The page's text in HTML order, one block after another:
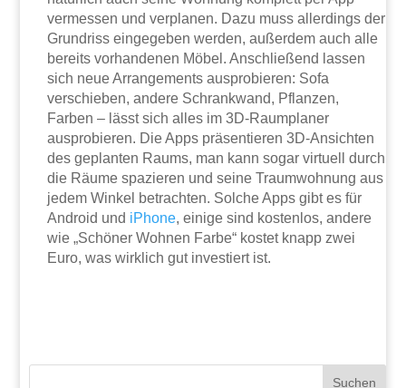
vermessen und verplanen. Dazu muss allerdings der
Grundriss eingegeben werden, außerdem auch alle
bereits vorhandenen Möbel. Anschließend lassen
sich neue Arrangements ausprobieren: Sofa
verschieben, andere Schrankwand, Pflanzen,
Farben – lässt sich alles im 3D-Raumplaner
ausprobieren. Die Apps präsentieren 3D-Ansichten
des geplanten Raums, man kann sogar virtuell durch
die Räume spazieren und seine Traumwohnung aus
jedem Winkel betrachten. Solche Apps gibt es für
Android und iPhone, einige sind kostenlos, andere
wie „Schöner Wohnen Farbe“ kostet knapp zwei
Euro, was wirklich gut investiert ist.